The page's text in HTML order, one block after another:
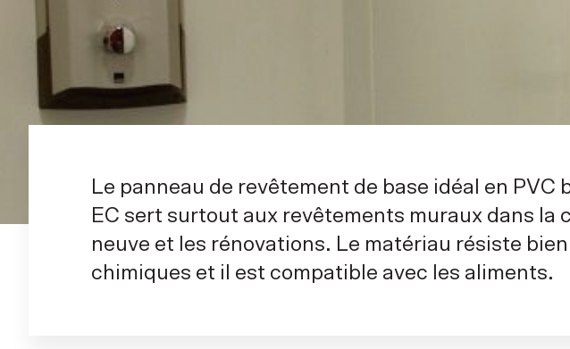
Le panneau de revêtement de base idéal en PVC
EC sert surtout aux revêtements muraux dans la
neuve et les rénovations. Le matériau résiste
chimiques et il est compatible avec les aliments.